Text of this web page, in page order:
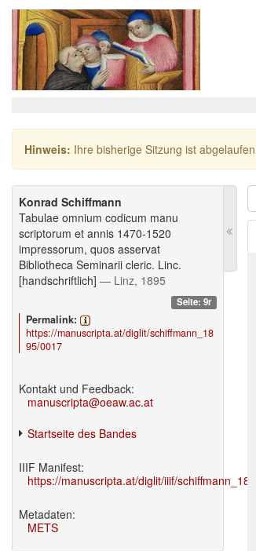
Hinweis: Ihre bisherige Sitzung ist
Konrad Schiffmann
Tabulae omnium codicum manu
scriptorum et annis 1470-1520
impressorum, quos asservat
Bibliotheca Seminarii cleric. Linc.
[handschriftlich] — Linz, 1895
Seite: 9r
Permalink:
https://manuscripta.at/diglit/schiffmann_18
95/0017
Kontakt und Feedback:
manuscripta@oeaw.ac.at
Startseite des Bandes
IIIF Manifest:
https://manuscripta.at/diglit/iiif/
Metadaten:
METS